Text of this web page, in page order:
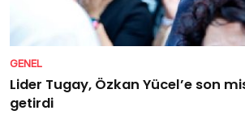
GENEL
Lider Tugay, Özkan Yücel’e son
getirdi